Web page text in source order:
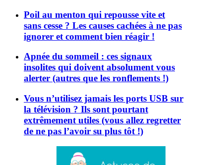
Poil au menton qui repousse vite et
sans cesse ? Les causes cachées à ne pas
ignorer et comment bien réagir !
Apnée du sommeil : ces signaux
insolites qui doivent absolument vous
alerter (autres que les ronflements !)
Vous n’utilisez jamais les ports USB sur
la télévision ? Ils sont pourtant
extrêmement utiles (vous allez regretter
de ne pas l’avoir su plus tôt !)